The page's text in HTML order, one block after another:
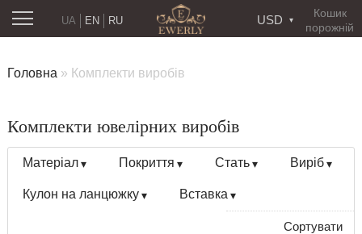
Кошик
порожній
USD
RU
UA EN
Головна » Комплекти виробів
Комплекти ювелірних виробів
Матеріал Покриття Стать Виріб
Кулон на ланцюжку Вставка
Сортувати